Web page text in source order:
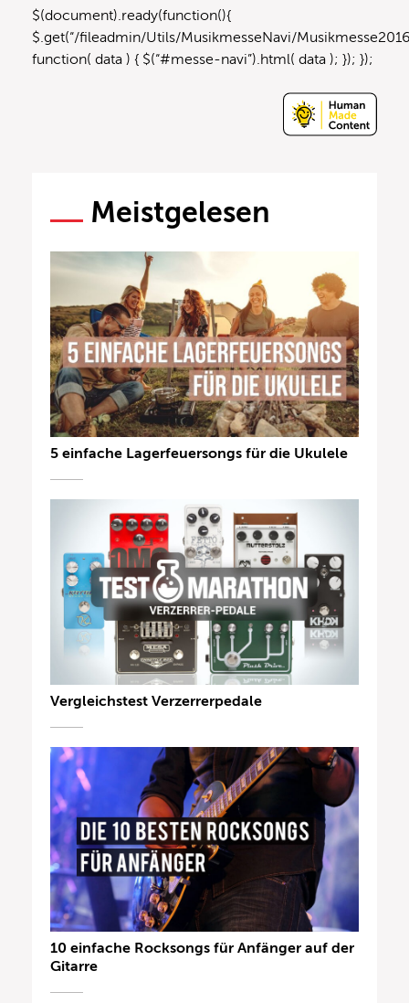
$(document).ready(function(){
$.get(“/fileadmin/Utils/MusikmesseNavi/
function( data ) { $(“#messe-navi”).html( data ); }); });
Meistgelesen
5 einfache Lagerfeuersongs für die Ukulele
Vergleichstest Verzerrerpedale
10 einfache Rocksongs für Anfänger auf der
Gitarre